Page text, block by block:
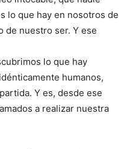
lo que hay en nosotros de
de nuestro ser. Y ese
lo que hay
humanos,
Y es, desde ese
a realizar nuestra